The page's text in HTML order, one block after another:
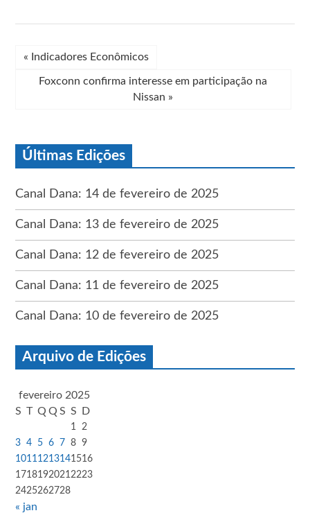
« Indicadores Econômicos
Foxconn confirma interesse em participação na
Nissan »
Últimas Edições
Canal Dana: 14 de fevereiro de 2025
Canal Dana: 13 de fevereiro de 2025
Canal Dana: 12 de fevereiro de 2025
Canal Dana: 11 de fevereiro de 2025
Canal Dana: 10 de fevereiro de 2025
Arquivo de Edições
fevereiro 2025
S T Q Q S S D
1
2
3 4 5 6 7 8 9
1011 1213141516
1718192021 2223
2425262728
« jan